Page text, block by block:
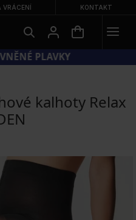
VRÁCENÍ KONTAKT
NA ZLEVNĚNÉ PLAVKY
kalhoty Relax